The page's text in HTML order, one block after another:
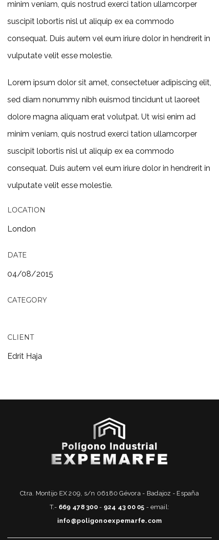
minim veniam, quis nostrud exerci tation ullamcorper
suscipit lobortis nisl ut aliquip ex ea commodo
consequat. Duis autem vel eum iriure dolor in hendrerit in
vulputate velit esse molestie.
Lorem ipsum dolor sit amet, consectetuer adipiscing elit,
sed diam nonummy nibh euismod tincidunt ut laoreet
dolore magna aliquam erat volutpat. Ut wisi enim ad
minim veniam, quis nostrud exerci tation ullamcorper
suscipit lobortis nisl ut aliquip ex ea commodo
consequat. Duis autem vel eum iriure dolor in hendrerit in
vulputate velit esse molestie.
LOCATION
London
DATE
04/08/2015
CATEGORY
CLIENT
Edrit Haja
Ctra. Montijo EX 209, s/n 06180 Gévora - Badajoz - España
T.- 669 478 300- 924 43 00 05 - email:
info@poligonoexpemarfe.com